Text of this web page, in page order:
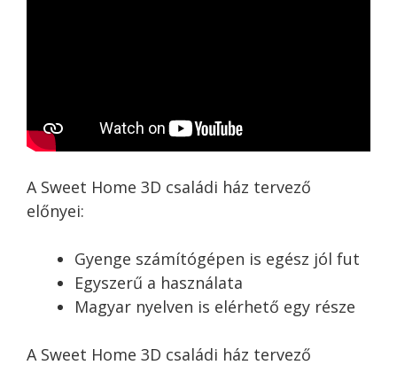
A Sweet Home 3D családi ház tervező
előnyei:
Gyenge számítógépen is egész jól fut
Egyszerű a használata
Magyar nyelven is elérhető egy része
A Sweet Home 3D családi ház tervező